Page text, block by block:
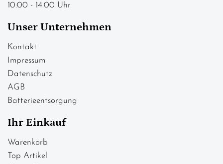
10:00 - 14:00 Uhr
Unser Unternehmen
Kontakt
Impressum
Datenschutz
AGB
Batterieentsorgung
Ihr Einkauf
Warenkorb
Top Artikel